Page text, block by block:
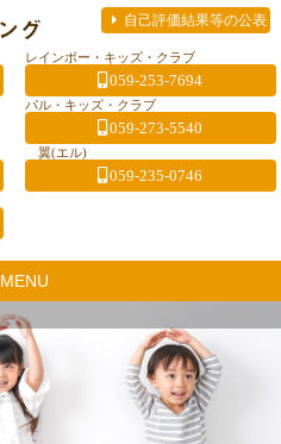
自己評価結果等の公表
レインボー・キッズ・クラブ
059-253-7694
パル・キッズ・クラブ
059-273-5540
翼(エル)
059-235-0746
MENU